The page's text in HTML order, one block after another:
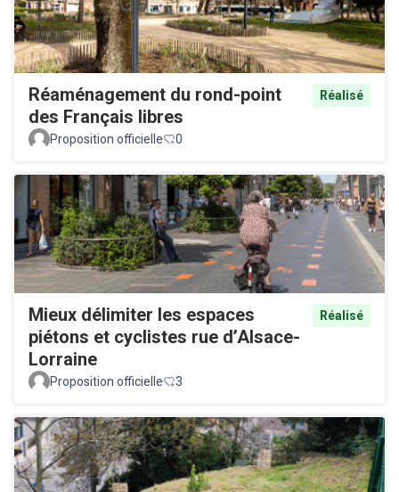
Réaménagement du rond-point
des Français libres
Réalisé
Proposition officielle 0
Mieux délimiter les espaces
piétons et cyclistes rue d’Alsace-
Lorraine
Réalisé
Proposition officielle 3